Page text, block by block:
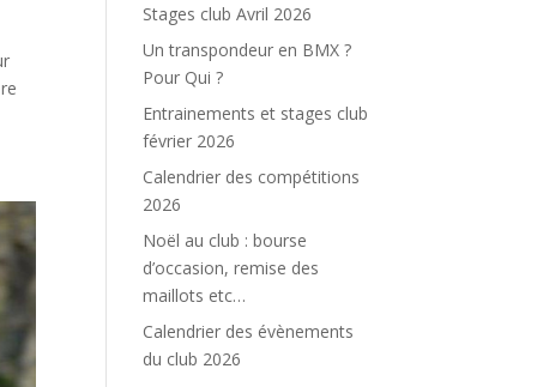
Stages club Avril 2026
Un transpondeur en BMX ?
Pour Qui ?
Entrainements et stages club
février 2026
Calendrier des compétitions
2026
Noël au club : bourse
d’occasion, remise des
maillots etc…
Calendrier des évènements
du club 2026